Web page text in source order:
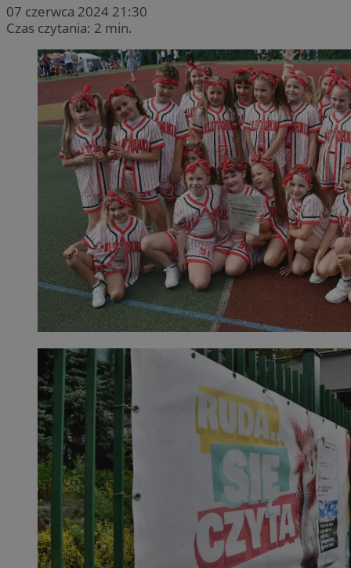
07 czerwca 2024 21:30
Czas czytania: 2 min.